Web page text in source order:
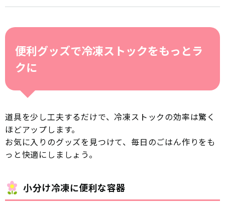
便利グッズで冷凍ストックをもっとラ
クに
道具を少し工夫するだけで、冷凍ストックの効率は驚く
ほどアップします。
お気に入りのグッズを見つけて、毎日のごはん作りをも
っと快適にしましょう。
小分け冷凍に便利な容器